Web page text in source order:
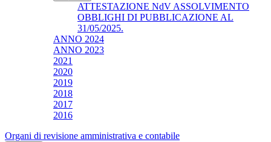
ATTESTAZIONE NdV ASSOLVIMENTO
OBBLIGHI DI PUBBLICAZIONE AL
31/05/2025.
ANNO 2024
ANNO 2023
2021
2020
2019
2018
2017
2016
Organi di revisione amministrativa e contabile